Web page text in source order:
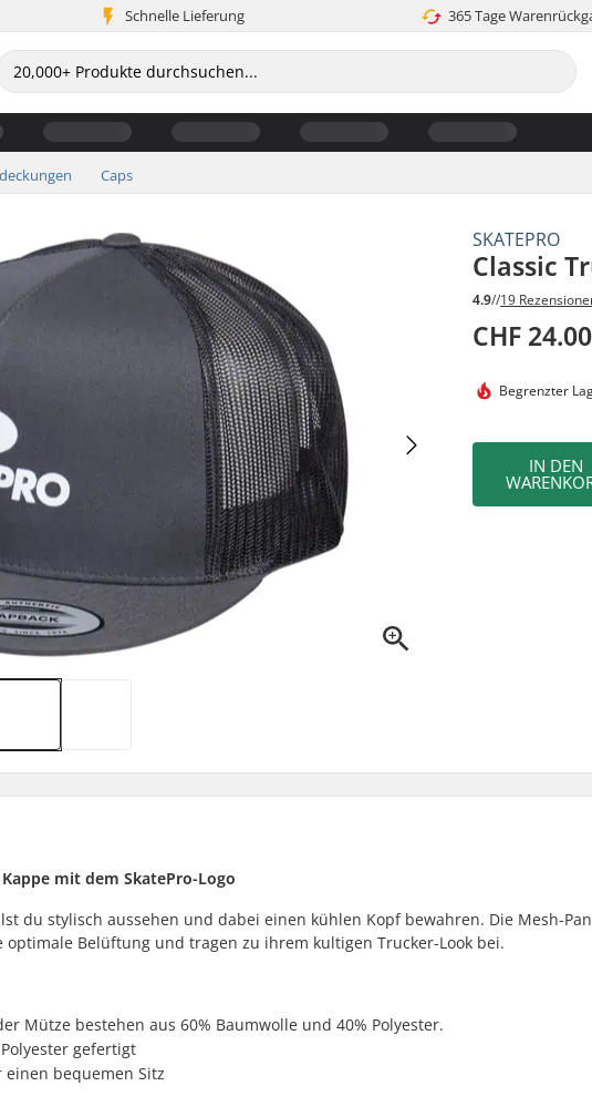
Schnelle Lieferung 365 Tage
Caps
SKATEPRO
Classic
4.9//19
CHF 24.00
Begrenzter
IN DEN
mit dem SkatePro-Logo
du stylisch aussehen und dabei einen kühlen Kopf bewahren. Die Mesh-
Belüftung und tragen zu ihrem kultigen Trucker-Look bei.
Mütze bestehen aus 60% Baumwolle und 40% Polyester.
gefertigt
einen bequemen Sitz